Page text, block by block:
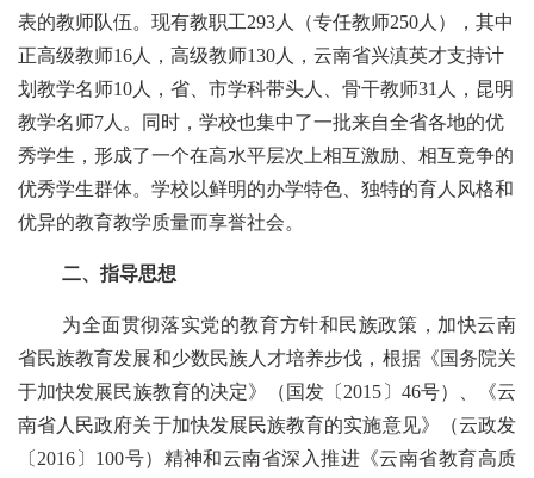
表的教师队伍。现有教职工293 人（专任教师250 人），其中
正高级教师16 人，高级教师130 人，云南省兴滇英才支持计
划教学名师10 人，省、市学科带头人、骨干教师31 人，昆明
教学名师7 人。同时，学校也集中了一批来自全省各地的优
秀学生，形成了一个在高水平层次上相互激励、相互竞争的
优秀学生群体。学校以鲜明的办学特色、独特的育人风格和
优异的教育教学质量而享誉社会。
二、指导思想
为全面贯彻落实党的教育方针和民族政策，加快云南
省民族教育发展和少数民族人才培养步伐，根据《国务院关
于加快发展民族教育的决定》（国发〔 2015〕46号）、《云
南省人民政府关于加快发展民族教育的实施意见》（云政发
〔2016〕100号）精神和云南省深入推进《云南省教育高质